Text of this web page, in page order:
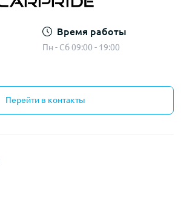
Время работы
Пн - Сб 09:00 - 19:00
Перейти в контакты